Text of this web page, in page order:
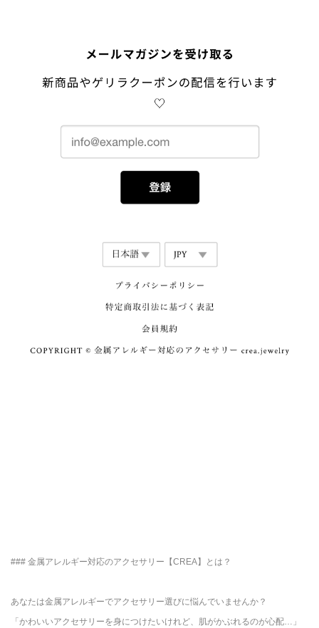
### 金属アレルギー対応のアクセサリー【CREA】とは？
あなたは金属アレルギーでアクセサリー選びに悩んでいませんか？
「かわいいアクセサリーを身につけたいけれど、肌がかぶれるのが心配…」